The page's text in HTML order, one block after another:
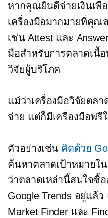
หากคุณยินดีจ่ายเงินเพื่
เครื่องมือมากมายที่คุณ
เช่น Attest และ
มือสำหรับการตลาดเนื้
วิจัยผู้บริโภค
แม้ว่าเครื่องมือวิจัยตลา
จ่าย แต่ก็มีเครื่องมือฟรี
ตัวอย่างเช่น คิดด้วย
ค้นหาตลาดเป้าหมายใ
ว่าตลาดเหล่านี้สนใจซื้
Google Trends อยู่แล้
Market Finder และ